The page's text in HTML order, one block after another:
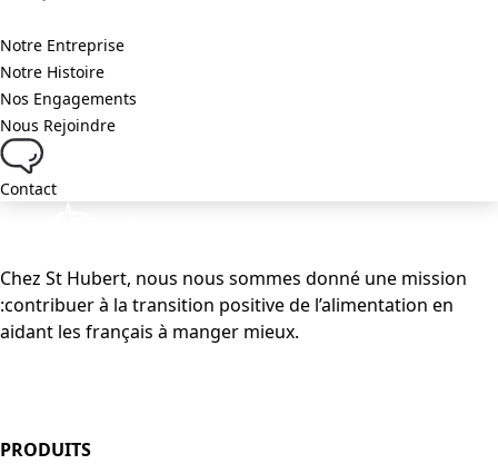
Notre Entreprise
Notre Histoire
Nos Engagements
Nous Rejoindre
Contact
Chez St Hubert, nous nous sommes donné une mission
:contribuer à la transition positive de l’alimentation en
aidant les français à manger mieux.
PRODUITS